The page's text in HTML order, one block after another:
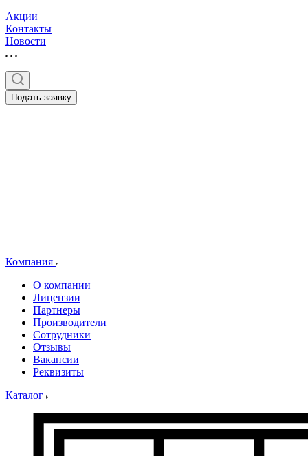
Акции
Контакты
Новости
Подать заявку
Компания
О компании
Лицензии
Партнеры
Производители
Сотрудники
Отзывы
Вакансии
Реквизиты
Каталог